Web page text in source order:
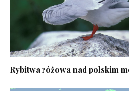
Rybitwa różowa nad polskim